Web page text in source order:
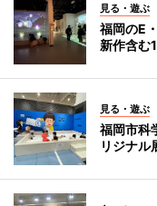
見る・遊ぶ
福岡のE
新作含む
見る・遊ぶ
福岡市科
リジナル